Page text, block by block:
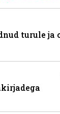
turule ja